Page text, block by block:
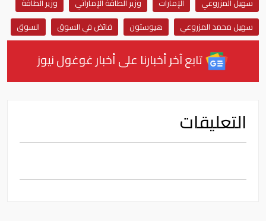
سهيل المزروعي الإمارات وزير الطاقة الإماراتي
وزير الطاقة
سهيل محمد المزروعي
هيوستون فائض في السوق السوق
تابع آخر أخبارنا على أخبار غوغول نيوز
التعليقات